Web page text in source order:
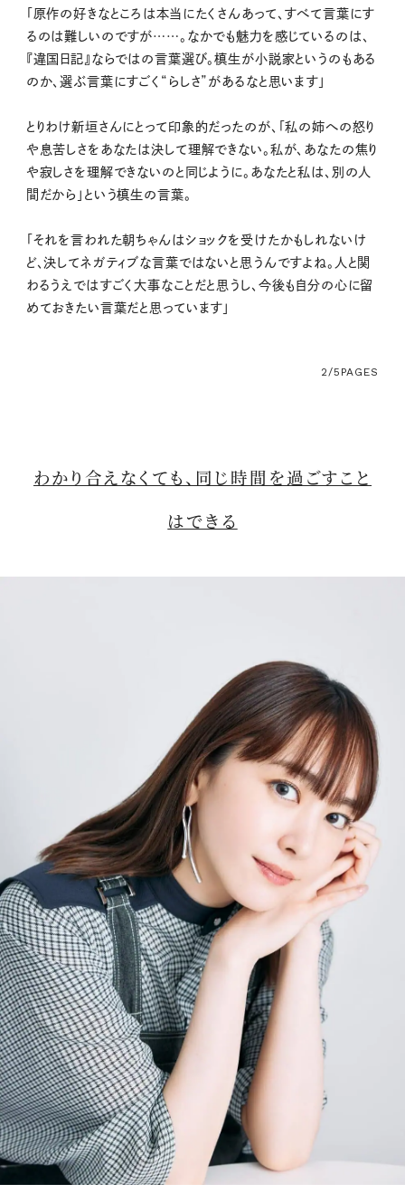
「原作の好きなところは本当にたくさんあって、すべて言葉にす
るのは難しいのですが……。なかでも魅力を感じているのは、
『違国日記』ならではの言葉選び。槙生が小説家というのもある
のか、選ぶ言葉にすごく“らしさ”があるなと思います」
とりわけ新垣さんにとって印象的だったのが、「私の姉への怒り
や息苦しさをあなたは決して理解できない。私が、あなたの焦り
や寂しさを理解できないのと同じように。あなたと私は、別の人
間だから」という槙生の言葉。
「それを言われた朝ちゃんはショックを受けたかもしれないけ
ど、決してネガティブな言葉ではないと思うんですよね。人と関
わるうえではすごく大事なことだと思うし、今後も自分の心に留
めておきたい言葉だと思っています」
2/5 PAGES
わかり合えなくても、同じ時間を過ごすこと
はできる